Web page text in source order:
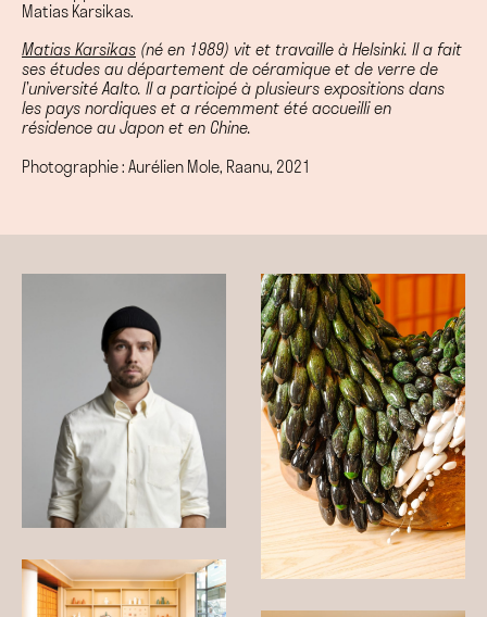
Matias Karsikas.
Matias Karsikas (né en 1989) vit et travaille à Helsinki. Il a fait
ses études au département de céramique et de verre de
l’université Aalto. Il a participé à plusieurs expositions dans
les pays nordiques et a récemment été accueilli en
résidence au Japon et en Chine.
Photographie : Aurélien Mole, Raanu, 2021